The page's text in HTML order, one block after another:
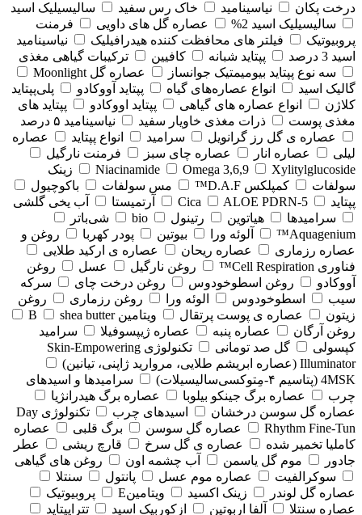
درخت پکان
نیاسینامید خاک رس سفید
سالیسیلیک اسید
سالیسیلیک اسید 2%
عصاره گل های داویی
فرمنت
پروبیوتیک
فیلتر های محافظت کننده هیدرافیلیک
نیاسینامید
اسید 3 درصد
پپتاید شبانه کافیین
ترکیبات گیاهی مغذی
سه نوع پپتاید بیومیمتیک جوانساز
عصاره گل Moonlight
گالیک اسید
انواع عصاره‌های گیاه پپتاید آووکادو
پلی‌پپتاید
کلاژن
انواع عصاره های گیاهی پپتاید اووکادو
پپتاید های
مغذی پوست
ذرات مغذی خاویار سفید
نیاسینامید ۵ درصد
عصاره ی گل رز گرانویل
سرامید انواع پپتاید
عصاره
لیلی
عصاره انار عصاره چای سبز
فرمنت نارگیل
Niacinamide
Omega 3,6,9 Xylitylglucoside
زینک
سولفات
کمپلکس D.A.F™ مس سولفات
باکوچیول
پپتاید
5-Cica
ALOE PDRN آرتمیستا
آب یخی گلشی
سرامیدها
هیاتوین رتینول bio
شی‌باتر
Aquagenium™
آلوئه ورا بیوتین پودر کهربا
روغن و
عصاره رزماری
عصاره ریحان
عصاره ی ارکید طلایی
فناوری Cell Respiration™
روغن نارگیل عسل
روغن
آووکادو
روغن اسطوخودوس روغن درخت چای
سرکه
سیب
اسطوخودوس الوئه ورا روغن رزماری
روغن
زیتون
عصاره ی پوست پرتقال ویتامین Bshea butter
روغن آرگان
عصاره پنبه عصاره ژیپسوفیلا
سرامید
کپسولی
گل صد تومانی
تکنولوژی Skin-Empowering
Illuminator (عصاره ابریشم طلایی، مروارید ژاپنی، تیانین)
4MSK (پتاسیم ۴‑مِتوکسی‌سالیسیلات)
سرامیدها و اسیدهای
چرب
عصاره برگ جینکو بیلوبا
عصاره برگ هیدرانژیا
عصاره گل سوسن درخشان
اسیدهای چرب
تکنولوژی Day
Rhythm Fine‑Tun
عصاره گل سوسن برگ قلبی
عصاره
کاملیا تخمیر شده
عصاره ی گل سرخ قارچ ریشی
عطر
جادور
موم گل یاسمن آب چشمه اون
روغن های گیاهی
سوکرالفیت
عصاره موم عسل پانتول
سنتلا
عصاره گل لوندر
زینک اکسید ویتامینE
پروبیوتیک
عصاره سنتلا
آلفا اربوتین ازکوربیک اسید تتراپپتاید